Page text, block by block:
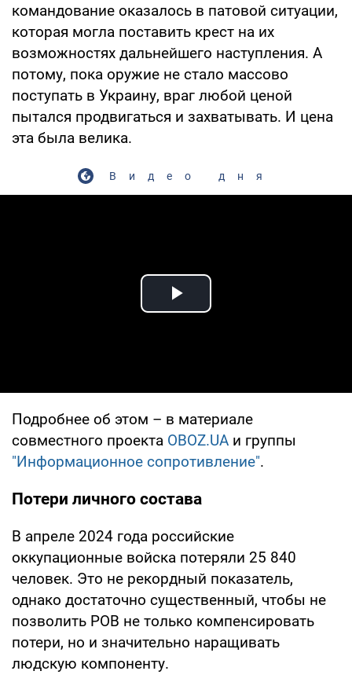
командование оказалось в патовой ситуации,
которая могла поставить крест на их
возможностях дальнейшего наступления. А
потому, пока оружие не стало массово
поступать в Украину, враг любой ценой
пытался продвигаться и захватывать. И цена
эта была велика.
Видео дня
Play Video
Подробнее об этом – в материале
совместного проекта OBOZ.UA и группы
"Информационное сопротивление".
Потери личного состава
В апреле 2024 года российские
оккупационные войска потеряли 25 840
человек. Это не рекордный показатель,
однако достаточно существенный, чтобы не
позволить РОВ не только компенсировать
потери, но и значительно наращивать
людскую компоненту.